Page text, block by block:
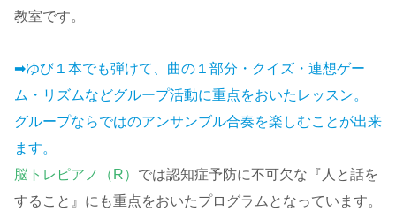
教室です。
➡ゆび１本でも弾けて、曲の１部分・クイズ・連想ゲー
ム・リズムなどグループ活動に重点をおいたレッスン。
グループならではのアンサンブル合奏を楽しむことが出来
ます。
脳トレピアノ（R） では認知症予防に不可欠な『人と話を
すること』にも重点をおいたプログラムとなっています。